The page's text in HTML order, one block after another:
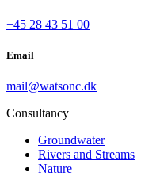
+45 28 43 51 00
Email
mail@watsonc.dk
Consultancy
Groundwater
Rivers and Streams
Nature